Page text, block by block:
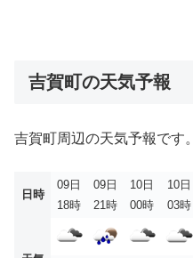
吉賀町の天気予報
吉賀町周辺の天気予報です。
日時
09日
18時
09日
21時
10日
00時
10日
03時